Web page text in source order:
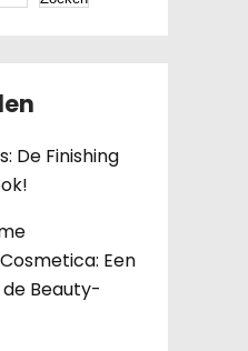
De Finishing
Een
Beauty-